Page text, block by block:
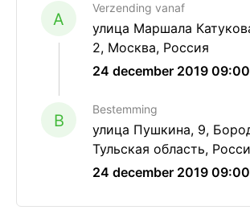
A
Verzending vanaf
улица Маршала
2, Москва, Россия
24 december 2019 09:00
B
Bestemming
улица Пушкина, 9,
Тульская область,
24 december 2019 09:00